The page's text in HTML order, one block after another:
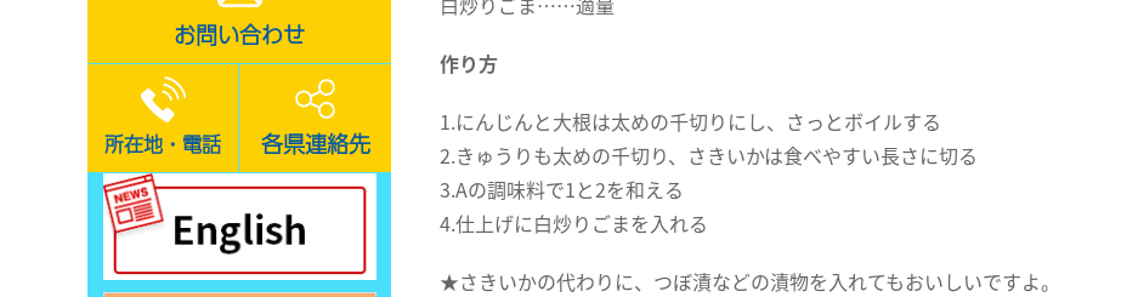
お問い合わせ
所在地・電話 各県連絡先
作り方
1.にんじんと大根は太めの千切りにし、さっとボイルする
2.きゅうりも太めの千切り、さきいかは食べやすい長さに切る
3.Aの調味料で1と2を和える
4.仕上げに白炒りごまを入れる
★さきいかの代わりに、つぼ漬などの漬物を入れてもおいしいですよ。